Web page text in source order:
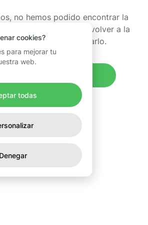
no hemos podido encontrar la
buscando. Puedes volver a la
inicio y volver a intentarlo.
cookies?
para mejorar tu
web.
todas
Denegar